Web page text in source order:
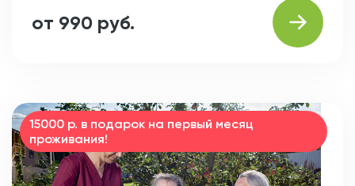
от 990 руб.
15000 р. в подарок на первый месяц
проживания!